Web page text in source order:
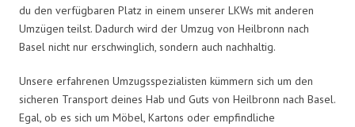
du den verfügbaren Platz in einem unserer LKWs mit anderen
Umzügen teilst. Dadurch wird der Umzug von Heilbronn nach
Basel nicht nur erschwinglich, sondern auch nachhaltig.
Unsere erfahrenen Umzugsspezialisten kümmern sich um den
sicheren Transport deines Hab und Guts von Heilbronn nach Basel.
Egal, ob es sich um Möbel, Kartons oder empfindliche